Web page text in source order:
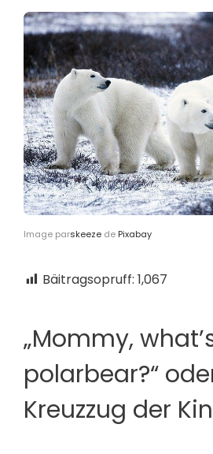
Image parskeeze de Pixabay
Bäitragsopruff: 1,067
„Mommy,
polarbear?“
Kreuzzug der